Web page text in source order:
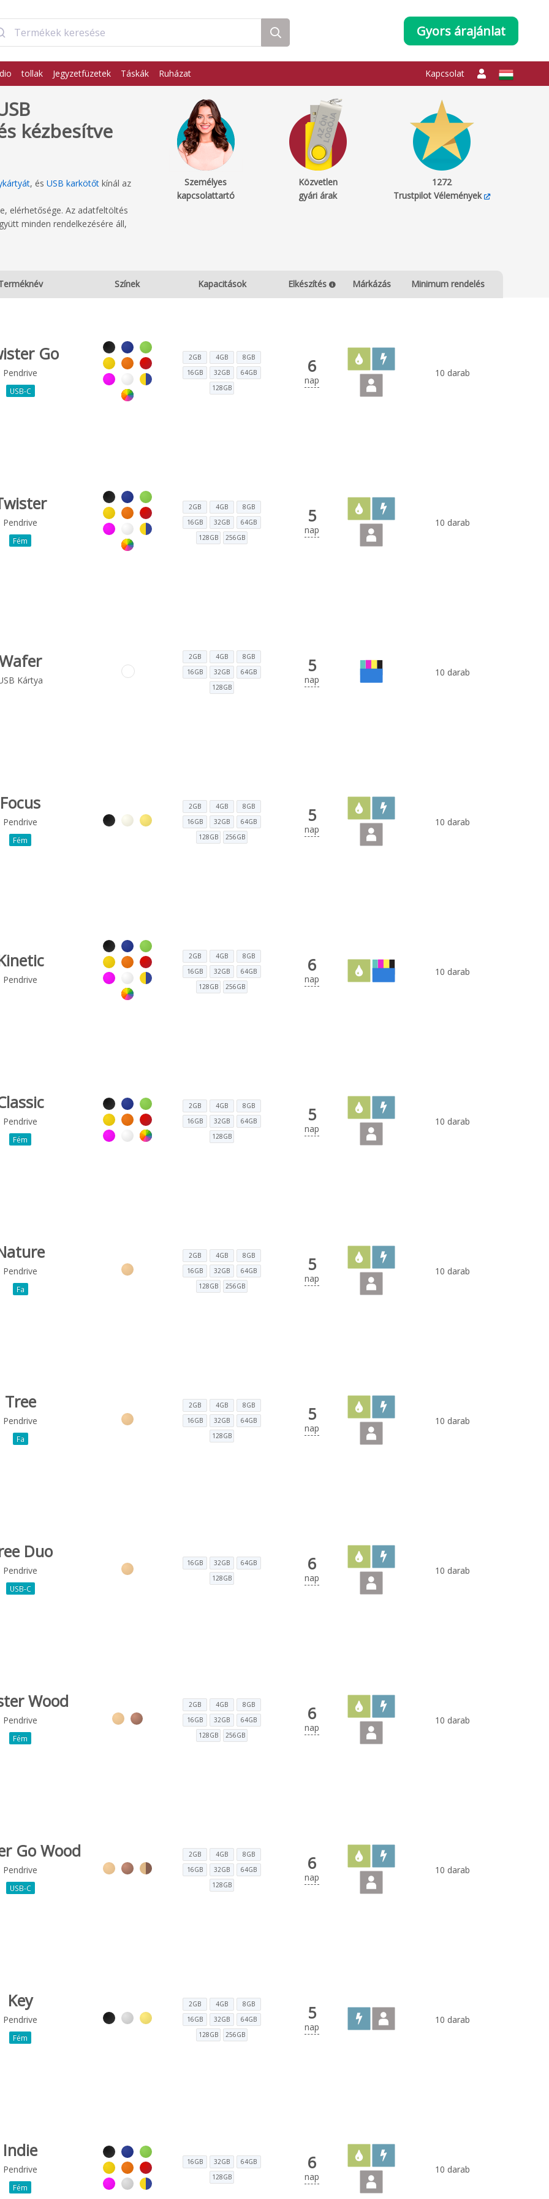
Gyors árajánlat
tollak Jegyzetfüzetek Táskák Ruházat Kapcsolat
kézbesítve
, és USB karkötőt kínál az
elérhetősége. Az adatfeltöltés
minden rendelkezésére áll,
Személyes
kapcsolattartó
Közvetlen
gyári árak
1272
Trustpilot Vélemények
Színek Kapacitások Elkészítés Márkázás Minimum rendelés
Go
Pendrive
USB-C
2GB 4GB
8GB
16GB
32GB
64GB
128GB
6
nap
10 darab
Pendrive
Fém
2GB 4GB
8GB
16GB
32GB
64GB
128GB
256GB
5
nap
10 darab
Kártya
2GB 4GB
8GB
16GB
32GB
64GB
128GB
5
nap
10 darab
Focus
Pendrive
Fém
2GB 4GB
8GB
16GB
32GB
64GB
128GB
256GB
5
nap
10 darab
Pendrive
2GB 4GB
8GB
16GB
32GB
64GB
128GB
256GB
6
nap
10 darab
Pendrive
Fém
2GB 4GB
8GB
16GB
32GB
64GB
128GB
5
nap
10 darab
Pendrive
Fa
2GB 4GB
8GB
16GB
32GB
64GB
128GB
256GB
5
nap
10 darab
Tree
Pendrive
Fa
2GB 4GB
8GB
16GB
32GB
64GB
128GB
5
nap
10 darab
Duo
Pendrive
USB-C
16GB 32GB
64GB
128GB
6
nap
10 darab
Wood
Pendrive
Fém
2GB 4GB
8GB
16GB
32GB
64GB
128GB
256GB
6
nap
10 darab
Go Wood
Pendrive
USB-C
2GB 4GB
8GB
16GB
32GB
64GB
128GB
6
nap
10 darab
Key
Pendrive
Fém
2GB 4GB
8GB
16GB
32GB
64GB
128GB
256GB
5
nap
10 darab
Indie
Pendrive
Fém
16GB 32GB
64GB
128GB
6
nap
10 darab